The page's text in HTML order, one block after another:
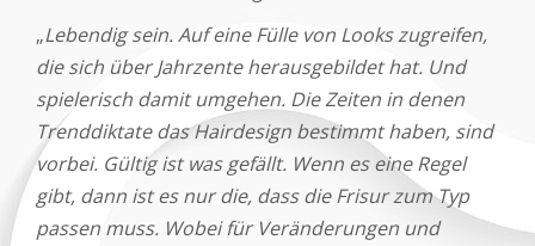
„Lebendig sein. Auf eine Fülle von Looks zugreifen,
die sich über Jahrzente herausgebildet hat. Und
spielerisch damit umgehen. Die Zeiten in denen
Trenddiktate das Hairdesign bestimmt haben, sind
vorbei. Gültig ist was gefällt. Wenn es eine Regel
gibt, dann ist es nur die, dass die Frisur zum Typ
passen muss. Wobei für Veränderungen und